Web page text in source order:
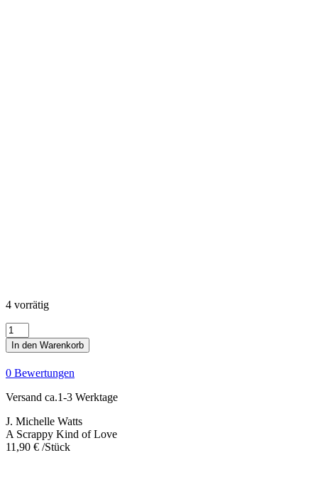
4 vorrätig
A
Scrappy
Kind
of
Love
Menge
In den Warenkorb
0 Bewertungen
Versand ca.1-3 Werktage
J. Michelle Watts
A Scrappy Kind of Love
11,90 € /Stück